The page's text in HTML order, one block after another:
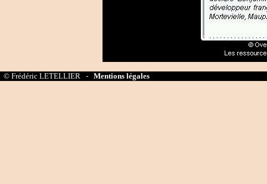
© Frédéric LETELLIER - Mentions légales